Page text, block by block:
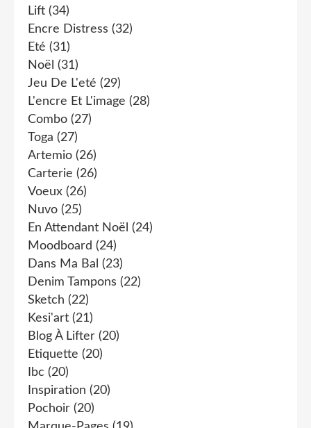
Lift (34)
Encre Distress (32)
Eté (31)
Noël (31)
Jeu De L'eté (29)
L'encre Et L'image (28)
Combo (27)
Toga (27)
Artemio (26)
Carterie (26)
Voeux (26)
Nuvo (25)
En Attendant Noël (24)
Moodboard (24)
Dans Ma Bal (23)
Denim Tampons (22)
Sketch (22)
Kesi'art (21)
Blog À Lifter (20)
Etiquette (20)
Ibc (20)
Inspiration (20)
Pochoir (20)